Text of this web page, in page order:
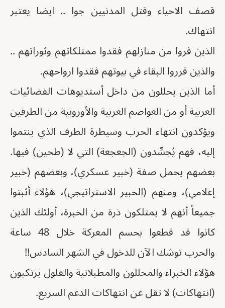
قصف الاحياء وقتل المدنيين جوا .. ايضا يعتبر
انتهاك.
الذين فروا من منازلهم فقدوا ممتلكاتهم وثوراتهم ..
والذين قرروا البقاء في بيوتهم فقدوا ارواحهم.
أما الذين يحللون من داخل أستديوهات الفضائيات
العربية أو من العواصم العربية والأوروبية من الطرفين
ويؤكدون انتهاء الحرب وسيطرة الطرف الذي ينتموا
إليه، فهم يُجسِّدون (الجعجعة) التي لا (طحين) فيها.
بعضهم يحمل صفة (خبير عسكري)، وبعضهم (خبير
إعلامي)، ومنهم (الخبير الاستراتيجي)، هؤلاء أثبتوا
جميعاً أنهم لا يمتلكون ذرة من الخبرة، أولئك الذين
كانوا قد قطعوا بحسم المعركة خلال 48 ساعة
والحرب توشك الآن للدخول في الشهر السادس!!
هؤلاء الخبراء والمحللون والمطبلاتية والفلول يرتكبون
(انتهاكات) لا تقل عن انتهاكات الدعم السريع.